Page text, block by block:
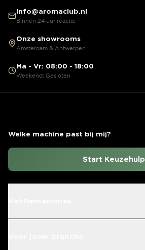
info@aromaclub.nl
Binnen 24 uur reactie
Onze showrooms
Amsterdam & Antwerpen
Ma - Vr: 08:00 - 18:00
Weekend: Gesloten
Welke machine past bij mij?
Start Keuzehulp